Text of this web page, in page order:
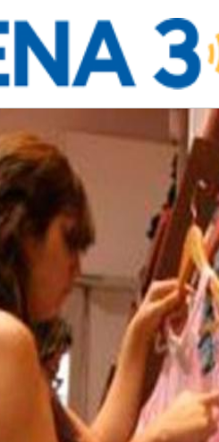
0,7% interanual.